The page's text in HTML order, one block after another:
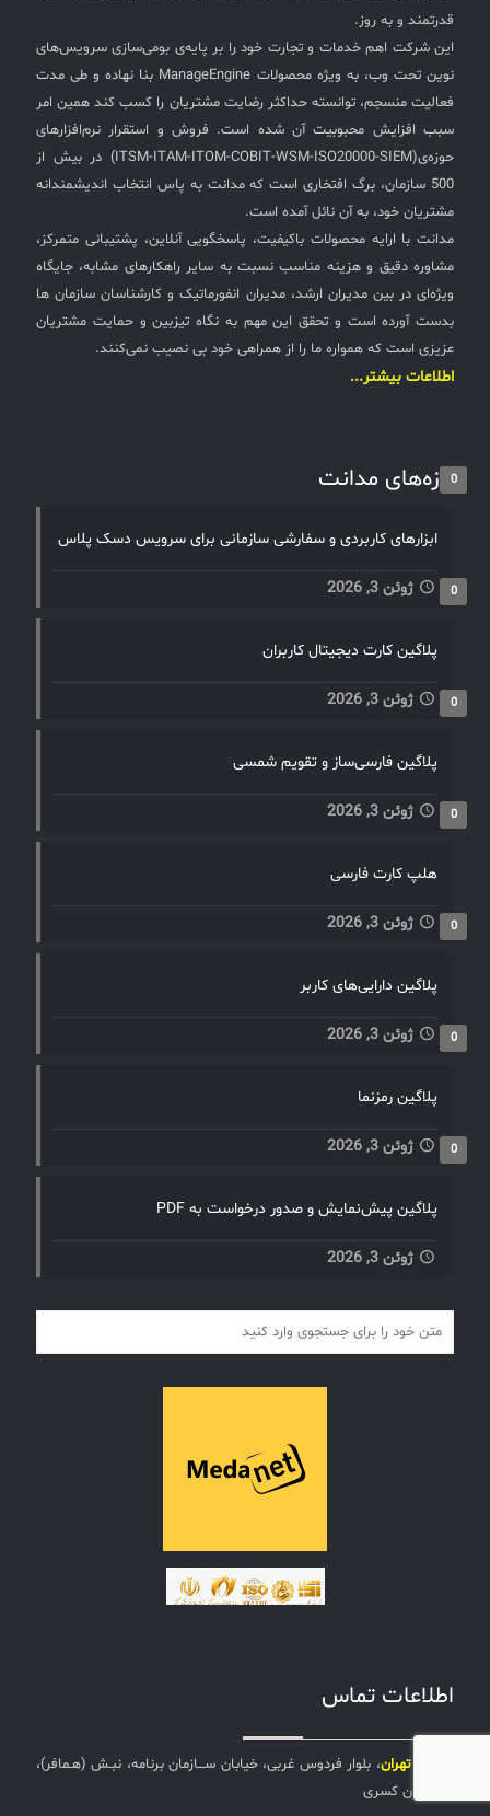
قدرتمند و به روز.
این شرکت اهم خدمات و تجارت خود را بر پایه‌ی بومی‌سازی سرویس‌های
نوین تحت وب، به ویژه محصولات ManageEngine بنا نهاده و طی مدت
فعالیت منسجم، توانسته حداکثر رضایت مشتریان را کسب کند همین امر
سبب افزایش محبوبیت آن شده است. فروش و استقرار نرم‌افزارهای
حوزه‌ی(ITSM-ITAM-ITOM-COBIT-WSM-ISO20000-SIEM) در بیش از
500 سازمان، برگ افتخاری است که مدانت به پاس انتخاب اندیشمندانه
مشتریان خود، به آن نائل آمده است.
مدانت با ارایه محصولات باکیفیت، پاسخگویی آنلاین، پشتیبانی متمرکز،
مشاوره دقیق و هزینه مناسب نسبت به سایر راهکارهای مشابه، جایگاه
ویژه‌ای در بین مدیران ارشد، مدیران انفورماتیک و کارشناسان سازمان ها
بدست آورده است و تحقق این مهم به نگاه تیزبین و حمایت مشتریان
عزیزی است که همواره ما را از همراهی خود بی نصیب نمی‌کنند.
اطلاعات بیشتر...
تازه‌های مدانت0
ابزارهای کاربردی و سفارشی سازمانی برای سرویس دسک پلاس
ژوئن 3, 2026 0
پلاگین کارت دیجیتال کاربران
ژوئن 3, 2026 0
پلاگین فارسی‌ساز و تقویم شمسی
ژوئن 3, 2026 0
هلپ کارت فارسی
ژوئن 3, 2026 0
پلاگین دارایی‌های کاربر
ژوئن 3, 2026 0
پلاگین رمزنما
ژوئن 3, 2026 0
پلاگین پیش‌نمایش و صدور درخواست به PDF
ژوئن 3, 2026
اطلاعات تماس
نشانی:تهران، بلوار فردوس غربی، خیابان ســـازمان برنامه، نبـش (هـمافر)،
ساختمان کسری